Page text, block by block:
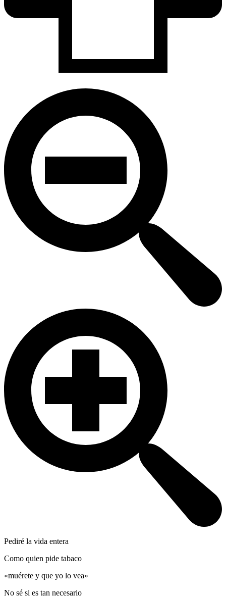
Pediré la vida entera
Como quien pide tabaco
«muérete y que yo lo vea»
No sé si es tan necesario